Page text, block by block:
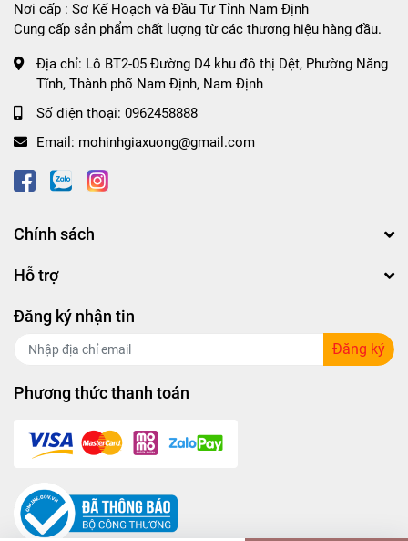
Nơi cấp : Sơ Kế Hoạch và Đầu Tư Tỉnh Nam Định
Cung cấp sản phẩm chất lượng từ các thương hiệu hàng đầu.
Địa chỉ: Lô BT2-05 Đường D4 khu đô thị Dệt, Phường Năng
Tĩnh, Thành phố Nam Định, Nam Định
Số điện thoại: 0962458888
Email: mohinhgiaxuong@gmail.com
Chính sách
Hỗ trợ
Đăng ký nhận tin
Đăng ký
Phương thức thanh toán